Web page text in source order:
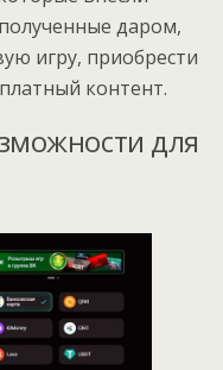
даром,
игру, приобрести
контент.
для